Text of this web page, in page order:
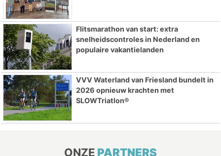
Flitsmarathon van start: extra
snelheidscontroles in Nederland en
populaire vakantielanden
VVV Waterland van Friesland bundelt in
2026 opnieuw krachten met
SLOWTriatlon®
ONZE PARTNERS